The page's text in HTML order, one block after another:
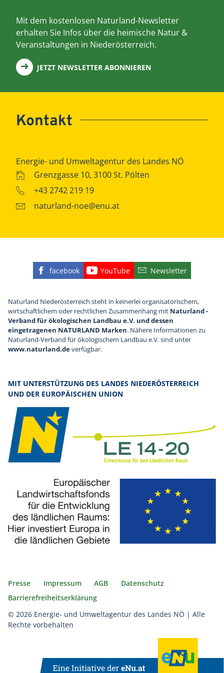
Mit dem kostenlosen Naturland-Newsletter
erhalten Sie Infos über die heimische Natur &
Veranstaltungen in Niederösterreich.
JETZT NEWSLETTER ABONNIEREN
Kontakt
Energie- und Umweltagentur des Landes NÖ
Grenzgasse 10, 3100 St. Pölten
+43 2742 219 19
naturland-noe@enu.at
Finden Sie die eNu auf Facebook
facebook Besuchen Sie den
YouTube Abonnieren Sie
Newsletter
Naturland Niederösterreich steht in keinerlei organisatorischem,
wirtschaftlichem oder rechtlichen Zusammenhang mit Naturland -
Verband für ökologischen Landbau e.V. und dessen
eingetragenen NATURLAND Marken. Nähere Informationen zu
Naturland-Verband für ökologischem Landbau e.V. sind unter
www.naturland.deverfügbar.
MIT UNTERSTÜTZUNG DES LANDES NIEDERÖSTERREICH
UND DER EUROPÄISCHEN UNION
Presse Impressum AGB
Datenschutz
Barrierefreiheitserklärung
© 2026 Energie- und Umweltagentur des Landes NÖ | Alle
Rechte vorbehalten